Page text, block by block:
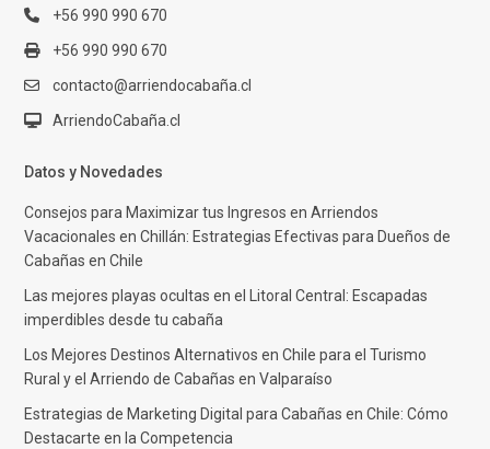
+56 990 990 670
+56 990 990 670
contacto@arriendocabaña.cl
ArriendoCabaña.cl
Datos y Novedades
Consejos para Maximizar tus Ingresos en Arriendos
Vacacionales en Chillán: Estrategias Efectivas para Dueños de
Cabañas en Chile
Las mejores playas ocultas en el Litoral Central: Escapadas
imperdibles desde tu cabaña
Los Mejores Destinos Alternativos en Chile para el Turismo
Rural y el Arriendo de Cabañas en Valparaíso
Estrategias de Marketing Digital para Cabañas en Chile: Cómo
Destacarte en la Competencia